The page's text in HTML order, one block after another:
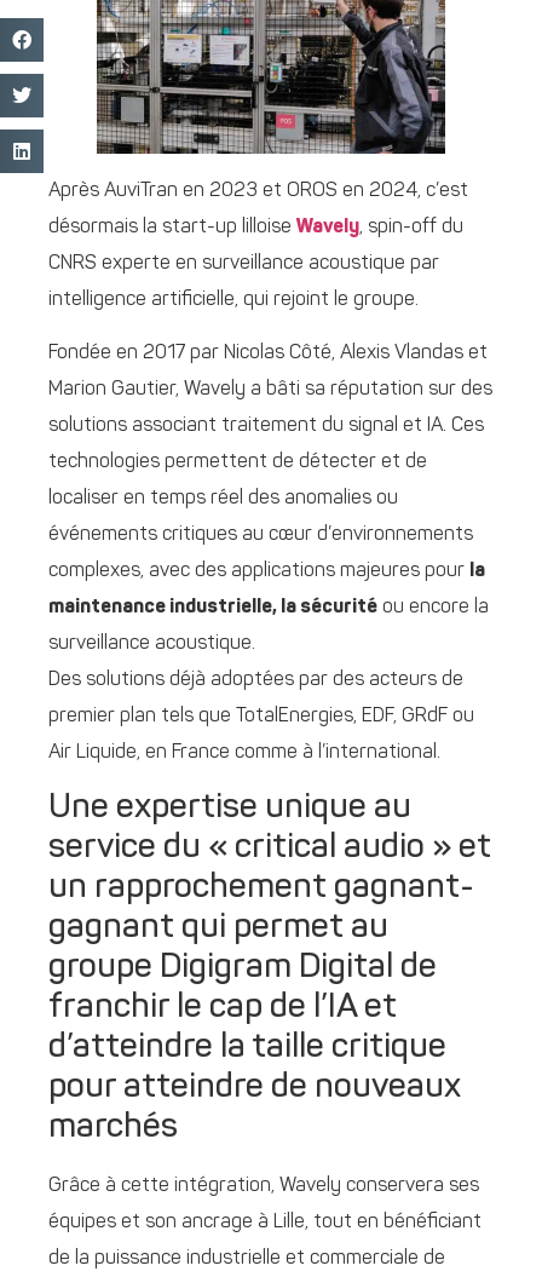
Après AuviTran en 2023 et OROS en 2024, c’est
désormais la start-up lilloise Wavely, spin-off du
CNRS experte en surveillance acoustique par
intelligence artificielle, qui rejoint le groupe.
Fondée en 2017 par Nicolas Côté, Alexis Vlandas et
Marion Gautier, Wavely a bâti sa réputation sur des
solutions associant traitement du signal et IA. Ces
technologies permettent de détecter et de
localiser en temps réel des anomalies ou
événements critiques au cœur d’environnements
complexes, avec des applications majeures pour la
maintenance industrielle, la sécurité ou encore la
surveillance acoustique.
Des solutions déjà adoptées par des acteurs de
premier plan tels que TotalEnergies, EDF, GRdF ou
Air Liquide, en France comme à l’international.
Une expertise unique au
service du « critical audio » et
un rapprochement gagnant-
gagnant qui permet au
groupe Digigram Digital de
franchir le cap de l’IA et
d’atteindre la taille critique
pour atteindre de nouveaux
marchés
Grâce à cette intégration, Wavely conservera ses
équipes et son ancrage à Lille, tout en bénéficiant
de la puissance industrielle et commerciale de